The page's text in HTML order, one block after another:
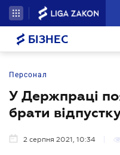
БІЗНЕС
Персонал
У Держпраці
брати
2 серпня 2021, 10:34